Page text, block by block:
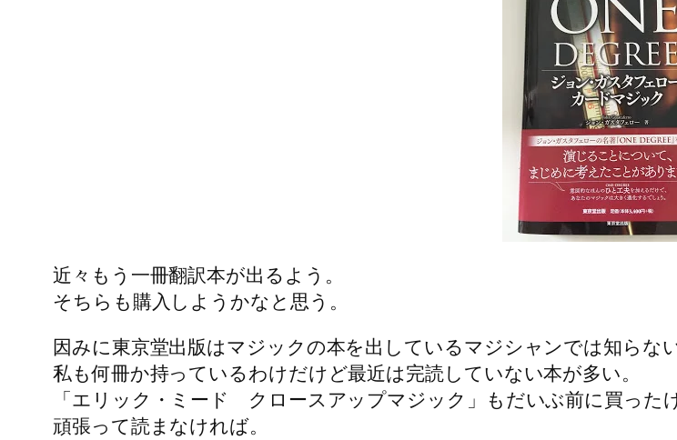
近々もう一冊翻訳本が出るよう。
そちらも購入しようかなと思う。
因みに東京堂出版はマジックの本を出しているマジシャンでは知らな
私も何冊か持っているわけだけど最近は完読していない本が多い。
「エリック・ミード クロースアップマジック」もだいぶ前に買った
頑張って読まなければ。